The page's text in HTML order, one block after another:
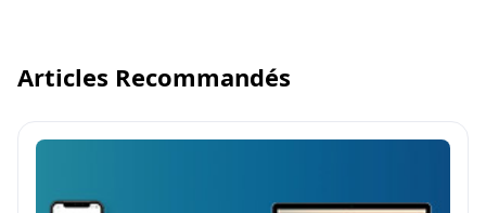
Articles Recommandés